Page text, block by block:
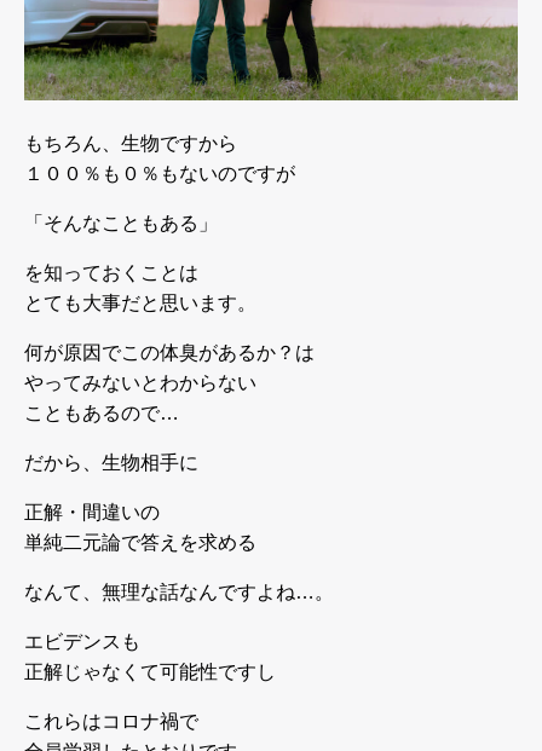
もちろん、生物ですから
１００％も０％もないのですが
「そんなこともある」
を知っておくことは
とても大事だと思います。
何が原因でこの体臭があるか？は
やってみないとわからない
こともあるので…
だから、生物相手に
正解・間違いの
単純二元論で答えを求める
なんて、無理な話なんですよね…。
エビデンスも
正解じゃなくて可能性ですし
これらはコロナ禍で